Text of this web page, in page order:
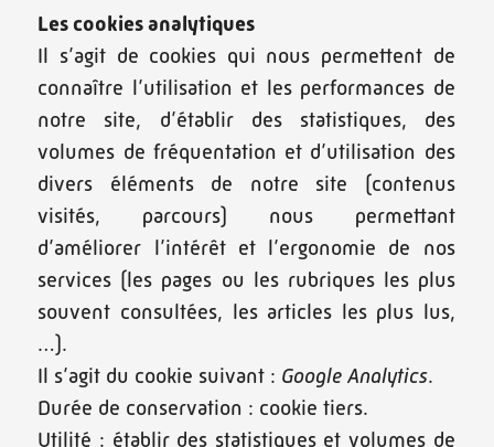
Les cookies analytiques
Il s’agit de cookies qui nous permettent de
connaître l’utilisation et les performances de
notre site, d’établir des statistiques, des
volumes de fréquentation et d’utilisation des
divers éléments de notre site (contenus
visités, parcours) nous permettant
d’améliorer l’intérêt et l’ergonomie de nos
services (les pages ou les rubriques les plus
souvent consultées, les articles les plus lus,
…).
Il s’agit du cookie suivant : Google Analytics.
Durée de conservation : cookie tiers.
Utilité : établir des statistiques et volumes de